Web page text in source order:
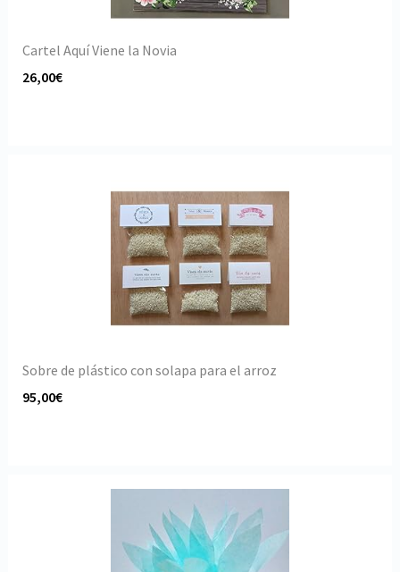
Cartel Aquí Viene la Novia
26,00€
Sobre de plástico con solapa para el arroz
95,00€